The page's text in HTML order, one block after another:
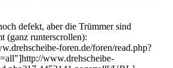
defekt, aber die Trümmer sind
(ganz runterscrollen):
foren.de/foren/read.php?
www.drehscheibe-